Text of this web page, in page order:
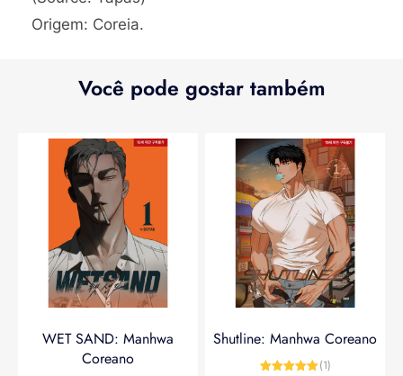
Origem: Coreia.
Você pode gostar também
WET SAND: Manhwa
Coreano
Shutline: Manhwa Coreano
(1)